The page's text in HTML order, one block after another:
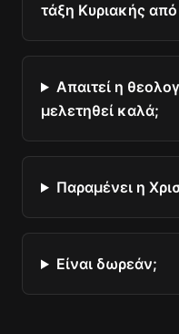
τάξη Κυριακής
Απαιτεί η
μελετηθεί καλά;
Παραμένει η
Είναι δωρεάν;